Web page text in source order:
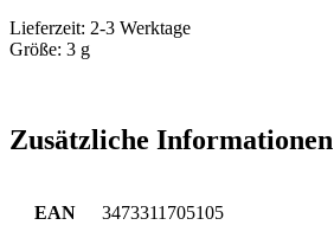
Lieferzeit: 2-3 Werktage
Größe: 3 g
Zusätzliche Informationen
EAN 3473311705105